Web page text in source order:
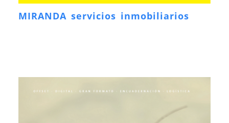
MIRANDA servicios inmobiliarios